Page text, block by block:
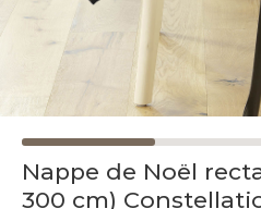
Nappe de Noël
300 cm)